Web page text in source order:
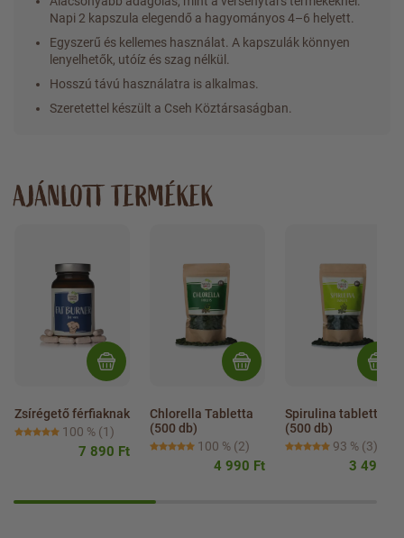
Napi 2 kapszula elegendő a hagyományos 4–6 helyett.
Egyszerű és kellemes használat. A kapszulák könnyen
lenyelhetők, utóíz és szag nélkül.
Hosszú távú használatra is alkalmas.
Szeretettel készült a Cseh Köztársaságban.
AJÁNLOTT TERMÉKEK
Zsírégető férfiaknak
100 % (1)
7 890 Ft
Chlorella Tabletta
(500 db)
100 % (2)
4 990 Ft
Spirulina tabletta
(500 db)
93 % (3)
3 490 Ft